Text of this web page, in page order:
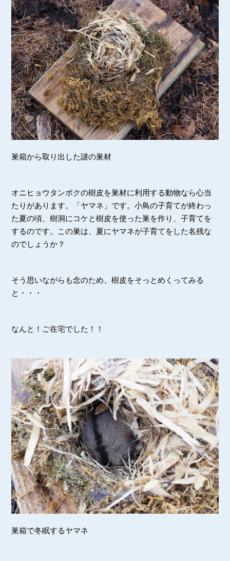
巣箱から取り出した謎の巣材
オニヒョウタンボクの樹皮を巣材に利用する動物なら心当
たりがあります。「ヤマネ」です。小鳥の子育てが終わっ
た夏の頃、樹洞にコケと樹皮を使った巣を作り、子育てを
するのです。この巣は、夏にヤマネが子育てをした名残な
のでしょうか？
そう思いながらも念のため、樹皮をそっとめくってみる
と・・・
なんと！ご在宅でした！！
巣箱で冬眠するヤマネ